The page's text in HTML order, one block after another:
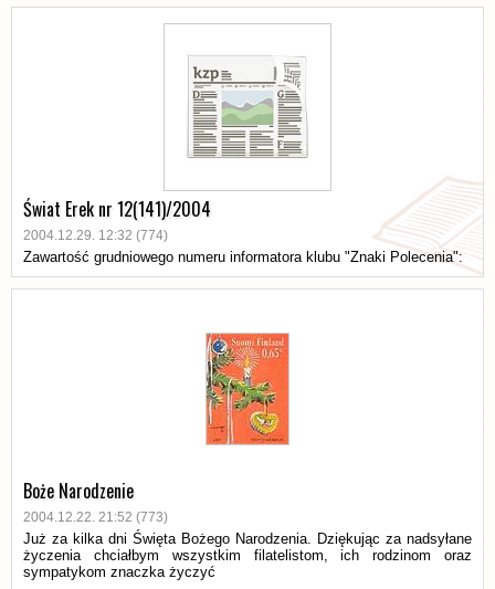
Świat Erek nr 12(141)/2004
2004.12.29. 12:32 (774)
Zawartość grudniowego numeru informatora klubu "Znaki Polecenia":
Boże Narodzenie
2004.12.22. 21:52 (773)
Już za kilka dni Święta Bożego Narodzenia. Dziękując za nadsyłane
życzenia chciałbym wszystkim filatelistom, ich rodzinom oraz
sympatykom znaczka życzyć